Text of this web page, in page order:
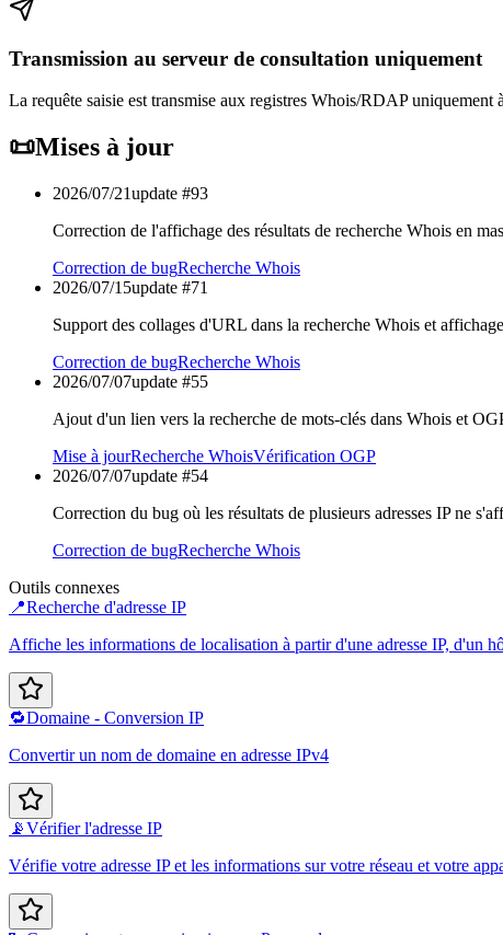
Transmission au serveur de consultation uniquement
La requête saisie est transmise aux registres Whois/RDAP uniquement
📜Mises à jour
2026/07/21update #93
Correction de l'affichage des résultats de recherche Whois en
Correction de bugRecherche Whois
2026/07/15update #71
Support des collages d'URL dans la recherche Whois et
Correction de bugRecherche Whois
2026/07/07update #55
Ajout d'un lien vers la recherche de mots-clés dans Whois et
Mise à jourRecherche WhoisVérification OGP
2026/07/07update #54
Correction du bug où les résultats de plusieurs adresses IP ne
Correction de bugRecherche Whois
Outils connexes
📍Recherche d'adresse IP
Affiche les informations de localisation à partir d'une adresse IP, d'un
🔁Domaine - Conversion IP
Convertir un nom de domaine en adresse IPv4
📡Vérifier l'adresse IP
Vérifie votre adresse IP et les informations sur votre réseau et votre